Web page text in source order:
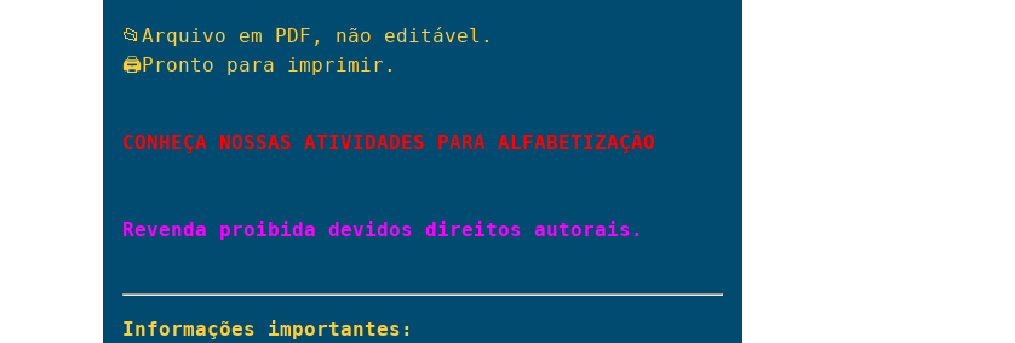
📂Arquivo em PDF, não editável.
🖨Pronto para imprimir.
CONHEÇA NOSSAS ATIVIDADES PARA ALFABETIZAÇÃO
Revenda proibida devidos direitos autorais.
Informações importantes: